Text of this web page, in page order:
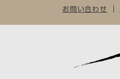
お問い合わせ